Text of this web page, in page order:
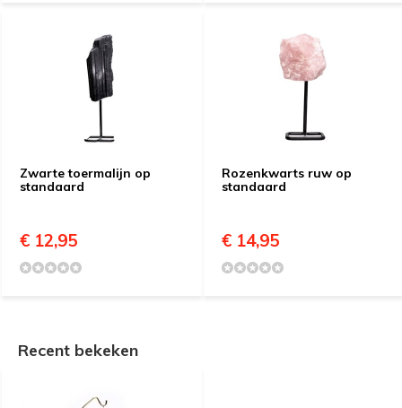
Zwarte toermalijn op
standaard
€ 12,95
Rozenkwarts ruw op
standaard
€ 14,95
Recent bekeken